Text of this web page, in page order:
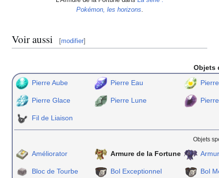
Pokémon, les horizons.
Voir aussi [modifier]
Objets
Pierre Aube
Pierre Eau
Pierre Glace Pierre Lune
Fil de Liaison
Objets
Améliorator Armure de la Fortune
Bloc de Tourbe Bol Exceptionnel Bol